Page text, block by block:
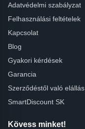
Adatvédelmi szabályzat
Felhasználási feltételek
Kapcsolat
Blog
Gyakori kérdések
Garancia
Szerződéstől való elállás
SmartDiscount SK
Kövess minket!